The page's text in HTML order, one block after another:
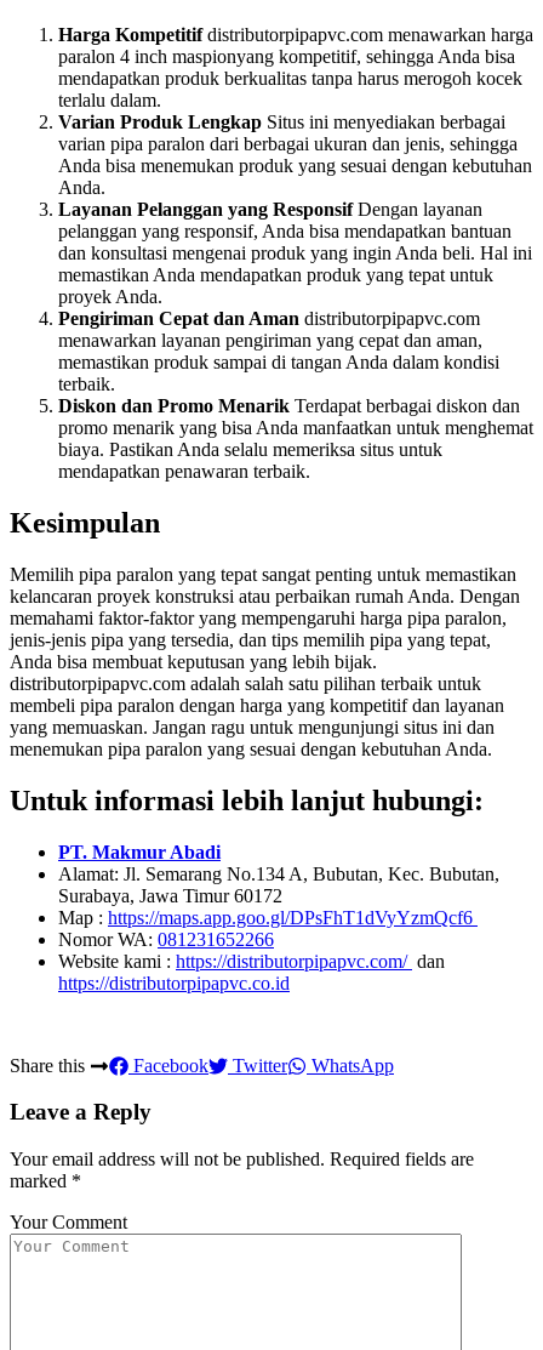
Harga Kompetitifdistributorpipapvc.com menawarkan harga
paralon 4 inch maspionyang kompetitif, sehingga Anda bisa
mendapatkan produk berkualitas tanpa harus merogoh kocek
terlalu dalam.
Varian Produk Lengkap Situs ini menyediakan berbagai
varian pipa paralon dari berbagai ukuran dan jenis, sehingga
Anda bisa menemukan produk yang sesuai dengan kebutuhan
Anda.
Layanan Pelanggan yang ResponsifDengan layanan
pelanggan yang responsif, Anda bisa mendapatkan bantuan
dan konsultasi mengenai produk yang ingin Anda beli. Hal ini
memastikan Anda mendapatkan produk yang tepat untuk
proyek Anda.
Pengiriman Cepat dan Aman distributorpipapvc.com
menawarkan layanan pengiriman yang cepat dan aman,
memastikan produk sampai di tangan Anda dalam kondisi
terbaik.
Diskon dan Promo Menarik Terdapat berbagai diskon dan
promo menarik yang bisa Anda manfaatkan untuk menghemat
biaya. Pastikan Anda selalu memeriksa situs untuk
mendapatkan penawaran terbaik.
Kesimpulan
Memilih pipa paralon yang tepat sangat penting untuk memastikan
kelancaran proyek konstruksi atau perbaikan rumah Anda. Dengan
memahami faktor-faktor yang mempengaruhi harga pipa paralon,
jenis-jenis pipa yang tersedia, dan tips memilih pipa yang tepat,
Anda bisa membuat keputusan yang lebih bijak.
distributorpipapvc.com adalah salah satu pilihan terbaik untuk
membeli pipa paralon dengan harga yang kompetitif dan layanan
yang memuaskan. Jangan ragu untuk mengunjungi situs ini dan
menemukan pipa paralon yang sesuai dengan kebutuhan Anda.
Untuk informasi lebih lanjut hubungi:
PT. Makmur Abadi
Alamat: Jl. Semarang No.134 A, Bubutan, Kec. Bubutan,
Surabaya, Jawa Timur 60172
Map : https://maps.app.goo.gl/DPsFhT1dVyYzmQcf6
Nomor WA: 081231652266
Website kami : https://distributorpipapvc.com/ dan
https://distributorpipapvc.co.id
Share this Facebook Twitter WhatsApp
Leave a Reply
Your email address will not be published. Required fields are
marked *
Your Comment